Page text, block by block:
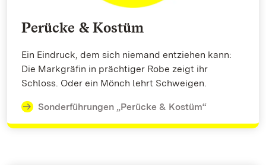
Perücke & Kostüm
Ein Eindruck, dem sich niemand entziehen kann:
Die Markgräfin in prächtiger Robe zeigt ihr
Schloss. Oder ein Mönch lehrt Schweigen.
Sonderführungen „Perücke & Kostüm“